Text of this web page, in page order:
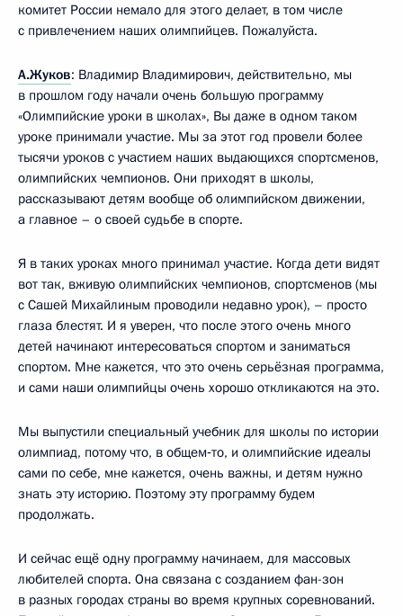
комитет России немало для этого делает, в том числе
с привлечением наших олимпийцев. Пожалуйста.
А.Жуков: Владимир Владимирович, действительно, мы
в прошлом году начали очень большую программу
«Олимпийские уроки в школах», Вы даже в одном таком
уроке принимали участие. Мы за этот год провели более
тысячи уроков с участием наших выдающихся спортсменов,
олимпийских чемпионов. Они приходят в школы,
рассказывают детям вообще об олимпийском движении,
а главное – о своей судьбе в спорте.
Я в таких уроках много принимал участие. Когда дети видят
вот так, вживую олимпийских чемпионов, спортсменов (мы
с Сашей Михайлиным проводили недавно урок), – просто
глаза блестят. И я уверен, что после этого очень много
детей начинают интересоваться спортом и заниматься
спортом. Мне кажется, что это очень серьёзная программа,
и сами наши олимпийцы очень хорошо откликаются на это.
Мы выпустили специальный учебник для школы по истории
олимпиад, потому что, в общем‑то, и олимпийские идеалы
сами по себе, мне кажется, очень важны, и детям нужно
знать эту историю. Поэтому эту программу будем
продолжать.
И сейчас ещё одну программу начинаем, для массовых
любителей спорта. Она связана с созданием фан-зон
в разных городах страны во время крупных соревнований.